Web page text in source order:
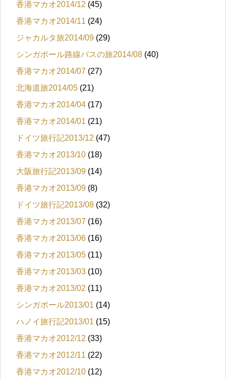
香港マカオ2014/12 (45)
香港マカオ2014/11 (24)
ジャカルタ旅2014/09 (29)
シンガポール路線バスの旅2014/08 (40)
香港マカオ2014/07 (27)
北海道旅2014/05 (21)
香港マカオ2014/04 (17)
香港マカオ2014/01 (21)
ドイツ旅行記2013/12 (47)
香港マカオ2013/10 (18)
大阪旅行記2013/09 (14)
香港マカオ2013/09 (8)
ドイツ旅行記2013/08 (32)
香港マカオ2013/07 (16)
香港マカオ2013/06 (16)
香港マカオ2013/05 (11)
香港マカオ2013/03 (10)
香港マカオ2013/02 (11)
シンガポール2013/01 (14)
ハノイ旅行記2013/01 (15)
香港マカオ2012/12 (33)
香港マカオ2012/11 (22)
香港マカオ2012/10 (12)